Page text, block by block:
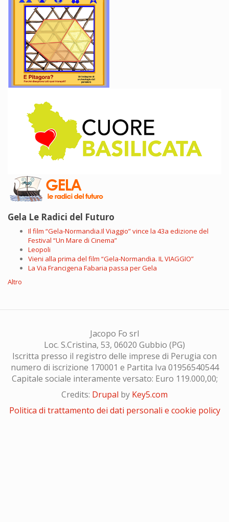
Gela Le Radici del Futuro
Il film “Gela-Normandia.Il Viaggio” vince la 43a edizione del
Festival “Un Mare di Cinema”
Leopoli
Vieni alla prima del film “Gela-Normandia. IL VIAGGIO”
La Via Francigena Fabaria passa per Gela
Altro
Jacopo Fo srl
Loc. S.Cristina, 53, 06020 Gubbio (PG)
Iscritta presso il registro delle imprese di Perugia con
numero di iscrizione 170001 e Partita Iva 01956540544
Capitale sociale interamente versato: Euro 119.000,00;
Credits: Drupal by Key5.com
Politica di trattamento dei dati personali e cookie policy